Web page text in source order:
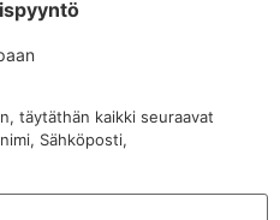
täytäthän kaikki seuraavat
Sähköposti,